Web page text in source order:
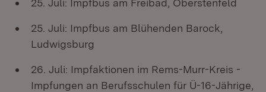
25. Juli: Impfbus am Freibad, Oberstenfeld
25. Juli: Impfbus am Blühenden Barock,
Ludwigsburg
26. Juli: Impfaktionen im Rems-Murr-Kreis -
Impfungen an Berufsschulen für Ü-16-Jährige,